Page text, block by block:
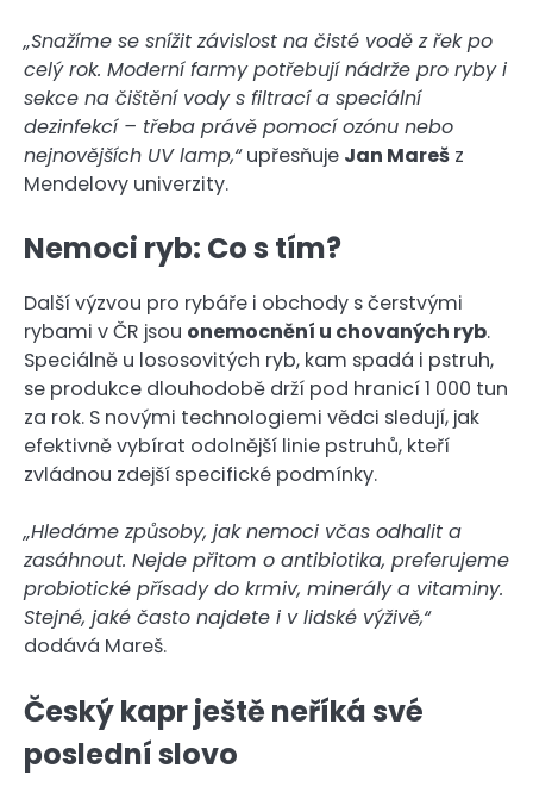
„Snažíme se snížit závislost na čisté vodě z řek po
celý rok. Moderní farmy potřebují nádrže pro ryby i
sekce na čištění vody s filtrací a speciální
dezinfekcí – třeba právě pomocí ozónu nebo
nejnovějších UV lamp,“upřesňuje Jan Mareš z
Mendelovy univerzity.
Nemoci ryb: Co s tím?
Další výzvou pro rybáře i obchody s čerstvými
rybami v ČR jsou onemocnění u chovaných ryb.
Speciálně u lososovitých ryb, kam spadá i pstruh,
se produkce dlouhodobě drží pod hranicí 1 000 tun
za rok. S novými technologiemi vědci sledují, jak
efektivně vybírat odolnější linie pstruhů, kteří
zvládnou zdejší specifické podmínky.
„Hledáme způsoby, jak nemoci včas odhalit a
zasáhnout. Nejde přitom o antibiotika, preferujeme
probiotické přísady do krmiv, minerály a vitaminy.
Stejné, jaké často najdete i v lidské výživě,“
dodává Mareš.
Český kapr ještě neříká své
poslední slovo